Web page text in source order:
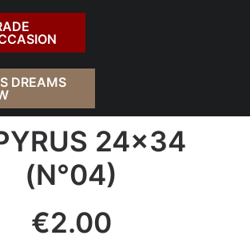
DREAMS
24×34
(N°04)
€2.00